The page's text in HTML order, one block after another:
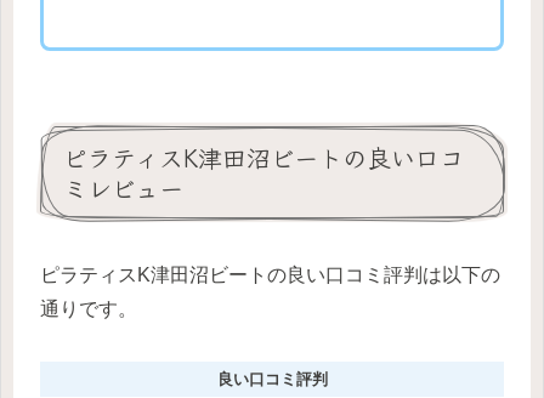
ピラティスK津田沼ビートの良い口コ
ミレビュー
ピラティスK津田沼ビートの良い口コミ評判は以下の
通りです。
良い口コミ評判